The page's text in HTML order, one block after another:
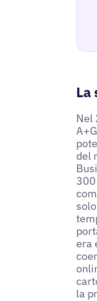
La
Nel
del
era
la